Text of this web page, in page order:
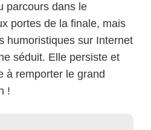
parcours dans le
portes de la finale, mais
humoristiques sur Internet
séduit. Elle persiste et
à remporter le grand
!